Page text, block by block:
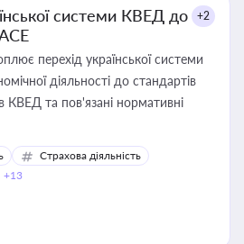
системи КВЕД до
+2
перехід української системи
діяльності до стандартів
КВЕД та пов'язані нормативні
Страхова діяльність
+13